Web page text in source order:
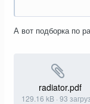
прокладке
до отопительных
возможность
А вот подборка по
radiator.pdf
129.16 kB · 93